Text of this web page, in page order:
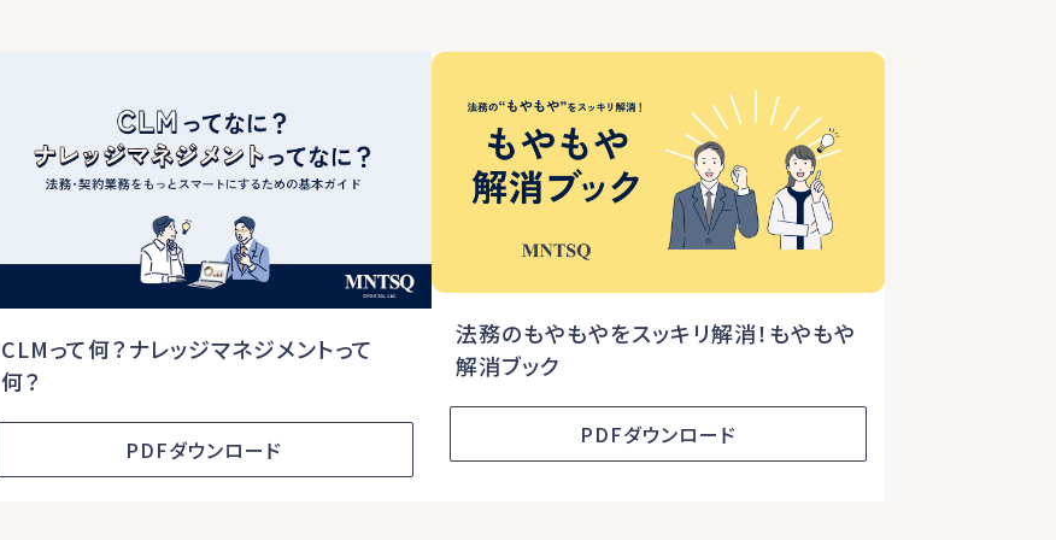
CLMって何？ナレッジマネジメントって
何？
PDFダウンロード
法務のもやもやをスッキリ解消！もやもや
解消ブック
PDFダウンロード